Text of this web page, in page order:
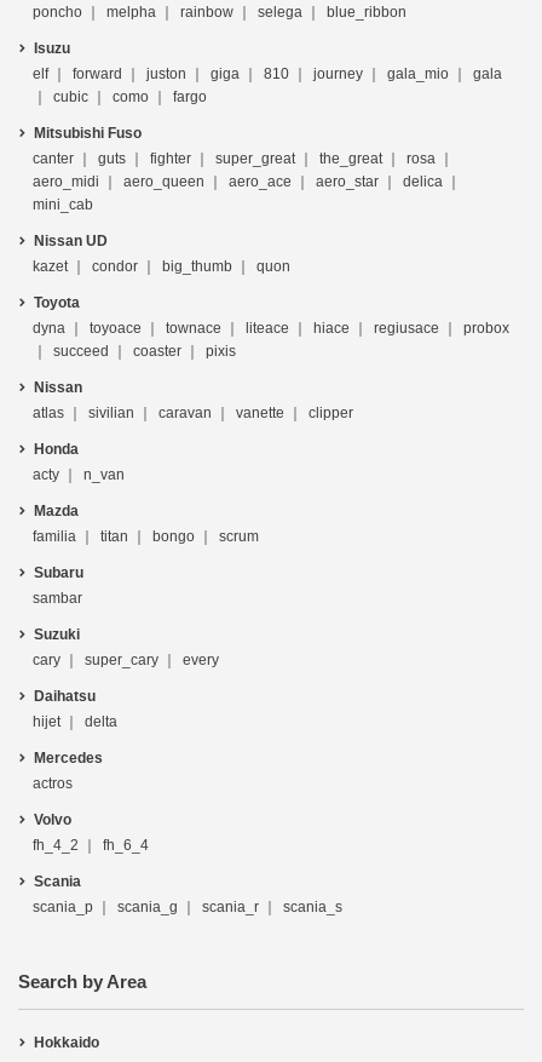
poncho
melpha rainbow selega blue_ribbon
Isuzu
elf
forward juston giga 810 journey gala_mio
gala
cubic
como fargo
Mitsubishi Fuso
canter
guts fighter super_great the_great
rosa
aero_midi
aero_queen aero_ace aero_star
delica
mini_cab
Nissan UD
kazet
condor big_thumb quon
Toyota
dyna
toyoace townace liteace hiace regiusace
probox
succeed
coaster pixis
Nissan
atlas
sivilian caravan vanette clipper
Honda
acty
n_van
Mazda
familia
titan bongo scrum
Subaru
sambar
Suzuki
cary
super_cary every
Daihatsu
hijet
delta
Mercedes
actros
Volvo
fh_4_2
fh_6_4
Scania
scania_p
scania_g scania_r scania_s
Search by Area
Hokkaido